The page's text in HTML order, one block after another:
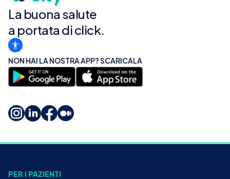
La buona salute
a portata di click.
NON HAI LA NOSTRA APP? SCARICALA
PER I PAZIENTI